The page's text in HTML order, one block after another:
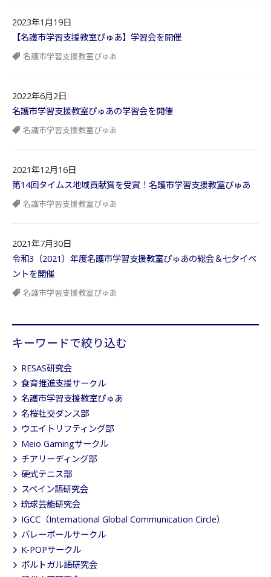
2023年1月19日
【名護市学習支援教室ぴゅあ】学習会を開催
名護市学習支援教室ぴゅあ
2022年6月2日
名護市学習支援教室ぴゅあの学習会を開催
名護市学習支援教室ぴゅあ
2021年12月16日
第14回タイムス地域貢献賞を受賞！名護市学習支援教室ぴゅあ
名護市学習支援教室ぴゅあ
2021年7月30日
令和3（2021）年度名護市学習支援教室ぴゅあの総会＆七夕イベ
ントを開催
名護市学習支援教室ぴゅあ
キーワードで絞り込む
RESAS研究会
食育推進支援サークル
名護市学習支援教室ぴゅあ
名桜社交ダンス部
ウエイトリフティング部
Meio Gamingサークル
チアリーディング部
硬式テニス部
スペイン語研究会
琉球芸能研究会
IGCC（International Global Communication Circle）
バレーボールサークル
K-POPサークル
ポルトガル語研究会